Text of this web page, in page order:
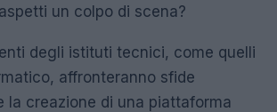
un colpo di scena?
degli istituti tecnici, come quelli
affronteranno sfide
la creazione di una piattaforma